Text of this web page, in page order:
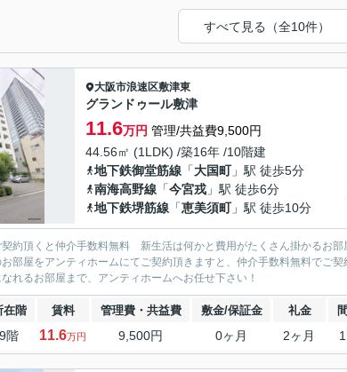
すべて見る（全10件）
大阪市浪速区敷津東
グランドゥール敷津
11.6万円 管理/共益費9,500円
44.56㎡ (1LDK) /築16年 /10階建
地下鉄御堂筋線 「大国町」駅 徒歩5分
南海高野線 「今宮戎 」駅 徒歩6分
地下鉄堺筋線 「恵美須町」駅 徒歩10分
約頂くと仲介手数料無料 新生活は何かと費用がたくさん掛かるお
部屋をアンティホームにてご契約頂きますと、仲介手数料無料でご
れるお部屋まで、アンティホームへお任せ下さい！
在階 賃料 管理費・共益費 敷金/保証金 礼金
9階 11.6万円 9,500円 0ヶ月 2ヶ月